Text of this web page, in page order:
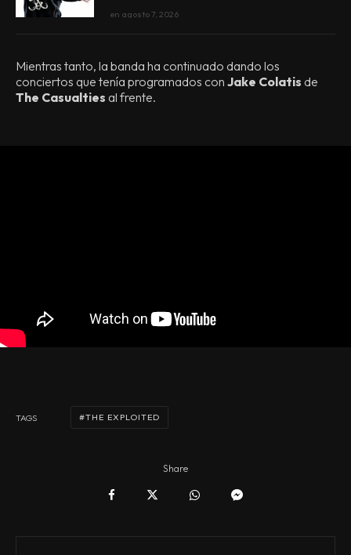
en agosto 7, 2026
Mientras tanto, la banda ha continuado dando los
conciertos que tenía programados con Jake Colatis de
The Casualties al frente.
TAGS THE EXPLOITED
Share